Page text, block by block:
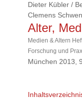
Dieter Kübler /
Clemens
Alter,
Medien & Altern
Forschung und
München 2013,